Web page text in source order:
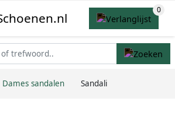
Dames sandalen Sandali